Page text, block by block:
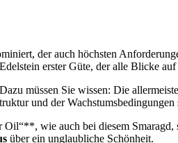
der auch höchsten
erster Güte, der alle Blicke
müssen Sie wissen: Die
und der
wie auch bei diesem
über ein unglaubliche Schönheit.